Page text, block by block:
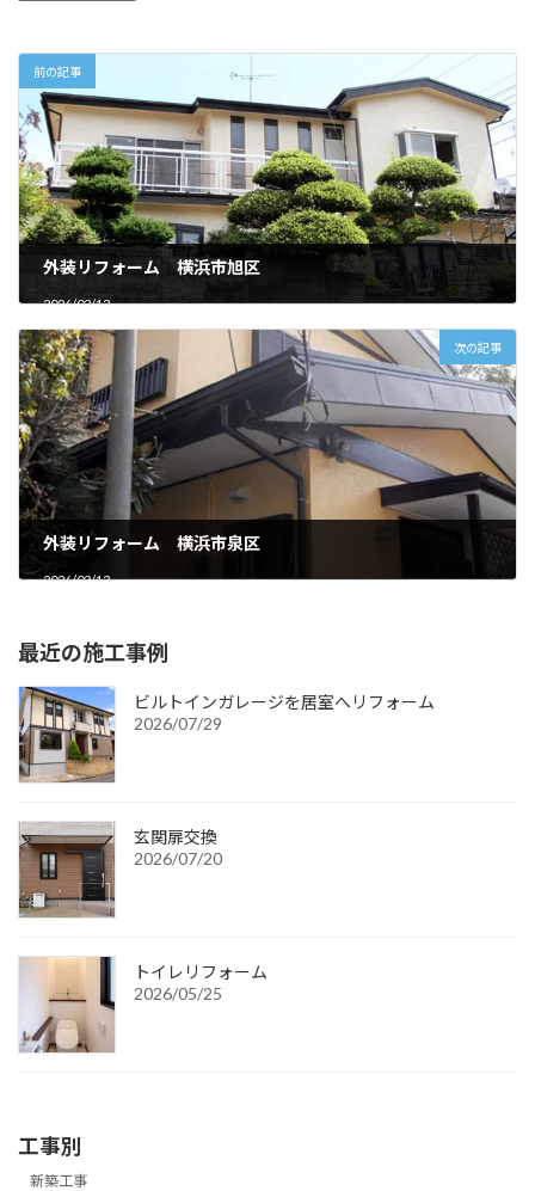
前の記事
外装リフォーム 横浜市旭区
2026/03/13
次の記事
外装リフォーム 横浜市泉区
2026/03/13
最近の施工事例
ビルトインガレージを居室へリフォーム
2026/07/29
玄関扉交換
2026/07/20
トイレリフォーム
2026/05/25
工事別
新築工事